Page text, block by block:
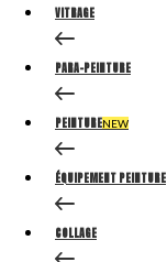
VITRAGE
PARA-PEINTURE
PEINTURENEW
ÉQUIPEMENT PEINTURE
COLLAGE